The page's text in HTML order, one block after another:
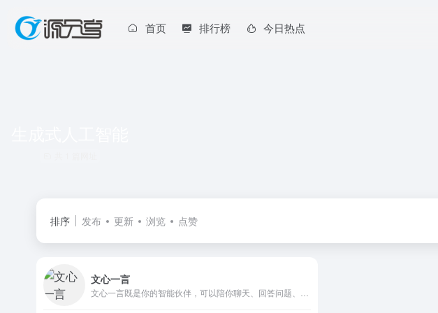
首页 排行榜 今日热点
排序 发布 更新 浏览 点赞
文心一言